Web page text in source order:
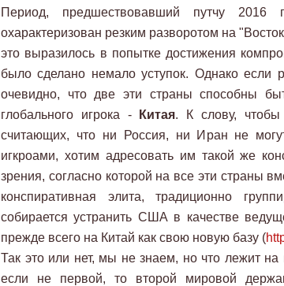
Период, предшествовавший путчу
охарактеризован резким разворотом на
это выразилось в попытке достижения
было сделано немало уступок. Однако если
очевидно, что две эти страны способны
глобального игрока -
Китая. К слову, чтобы
считающих, что ни Россия, ни Иран не
игкроами, хотим адресовать им такой же
зрения, согласно которой на все эти страны
конспиративная элита, традиционно
собирается устранить США в качестве
прежде всего на Китай как свою новую базу (
Так это или нет, мы не знаем, но что лежит на
если не первой, то второй мировой